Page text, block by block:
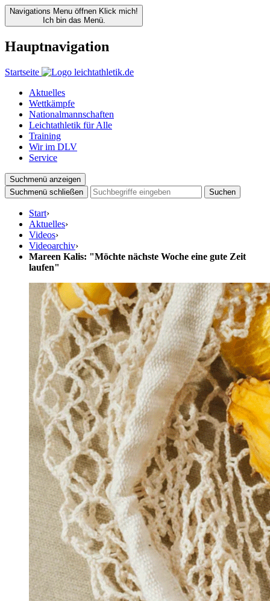
Navigations Menu öffnen Klick mich!
Ich bin das Menü.
Hauptnavigation
Startseite
Aktuelles
Wettkämpfe
Nationalmannschaften
Leichtathletik für Alle
Training
Wir im DLV
Service
Suchmenü anzeigen
Suchmenü schließen
Suchen
Start›
Aktuelles›
Videos›
Videoarchiv›
Mareen Kalis: "Möchte nächste Woche eine gute Zeit
laufen"